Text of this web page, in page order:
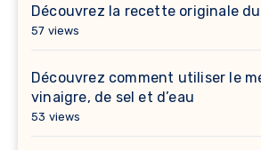
Découvrez la recette originale
57 views
Découvrez comment utiliser le
vinaigre, de sel et d’eau
53 views